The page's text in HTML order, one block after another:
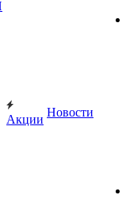
Акции
Новости